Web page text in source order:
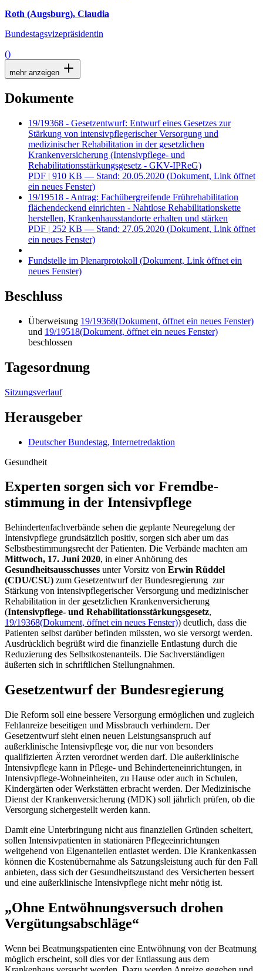
Roth (Augsburg), Claudia
Bundestagsvizepräsidentin
()
mehr anzeigen
Dokumente
19/19368 - Gesetzentwurf: Entwurf eines Gesetzes zur
Stärkung von intensivpflegerischer Versorgung und
medizinischer Rehabilitation in der gesetzlichen
Krankenversicherung (Intensivpflege- und
Rehabilitationsstärkungsgesetz - GKV-IPReG)
PDF | 910 KB — Stand: 20.05.2020 (Dokument, Link öffnet
ein neues Fenster)
19/19518 - Antrag: Fachübergreifende Frührehabilitation
flächendeckend einrichten - Nahtlose Rehabilitationskette
herstellen, Krankenhausstandorte erhalten und stärken
PDF | 252 KB — Stand: 27.05.2020 (Dokument, Link öffnet
ein neues Fenster)
Fundstelle im Plenarprotokoll (Dokument, Link öffnet ein
neues Fenster)
Beschluss
Überweisung 19/19368(Dokument, öffnet ein neues Fenster)
und 19/19518(Dokument, öffnet ein neues Fenster)
beschlossen
Tagesordnung
Sitzungsverlauf
Herausgeber
Deutscher Bundestag, Internetredaktion
Gesundheit
Experten sor­gen sich vor Fremd­be­
stimmung in der In­tensiv­pflege
Behindertenfachverbände sehen die geplante Neuregelung der
Intensivpflege grundsätzlich positiv, sorgen sich aber um das
Selbstbestimmungsrecht der Patienten. Die Verbände machten am
Mittwoch, 17. Juni 2020, in einer Anhörung des
Gesundheitsausschusses unter Vorsitz von Erwin Rüddel
(CDU/CSU) zum Gesetzentwurf der Bundesregierung zur
Stärkung von intensivpflegerischer Versorgung und medizinischer
Rehabilitation in der gesetzlichen Krankenversicherung
(Intensivpflege- und Rehabilitationsstärkungsgesetz,
19/19368(Dokument, öffnet ein neues Fenster)) deutlich, dass die
Patienten selbst darüber befinden müssten, wo sie versorgt werden.
Ausdrücklich begrüßt wird die finanzielle Entlastung durch die
Reduzierung des Selbstkostenanteils. Die Sachverständigen
äußerten sich in schriftlichen Stellungnahmen.
Gesetzentwurf der Bundesregierung
Die Reform soll eine bessere Versorgung ermöglichen und zugleich
Fehlanreize beseitigen und Missbrauch verhindern. Der
Gesetzentwurf sieht einen neuen Leistungsanspruch auf
außerklinische Intensivpflege vor, die nur von besonders
qualifizierten Ärzten verordnet werden darf. Die außerklinische
Intensivpflege kann in Pflege- und Behinderteneinrichtungen, in
Intensivpflege-Wohneinheiten, zu Hause oder auch in Schulen,
Kindergärten oder Werkstätten erbracht werden. Der Medizinische
Dienst der Krankenversicherung (MDK) soll jährlich prüfen, ob die
Versorgung sichergestellt werden kann.
Damit eine Unterbringung nicht aus finanziellen Gründen scheitert,
sollen Intensivpatienten in stationären Pflegeeinrichtungen
weitgehend von Eigenanteilen entlastet werden. Die Krankenkassen
können die Kostenübernahme als Satzungsleistung auch für den Fall
anbieten, dass sich der Gesundheitszustand des Versicherten bessert
und eine außerklinische Intensivpflege nicht mehr nötig ist.
„Ohne Entwöhnungsversuch drohen
Vergütungsabschläge“
Wenn bei Beatmungspatienten eine Entwöhnung von der Beatmung
möglich erscheint, soll dies vor der Entlassung aus dem